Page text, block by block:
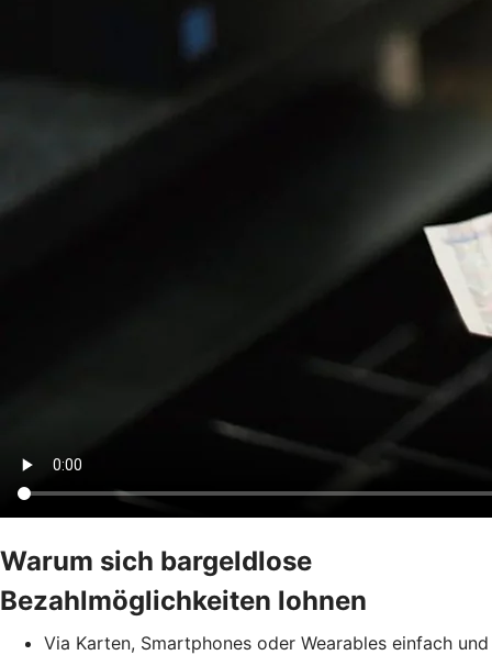
Warum sich bargeldlose
Bezahlmöglichkeiten lohnen
Via Karten, Smartphones oder Wearables einfach und